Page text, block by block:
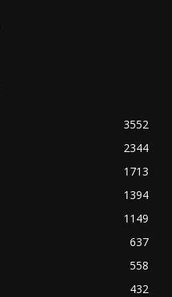
3552
2344
1713
1394
1149
637
558
432